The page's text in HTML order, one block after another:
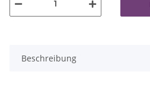
Beschreibung